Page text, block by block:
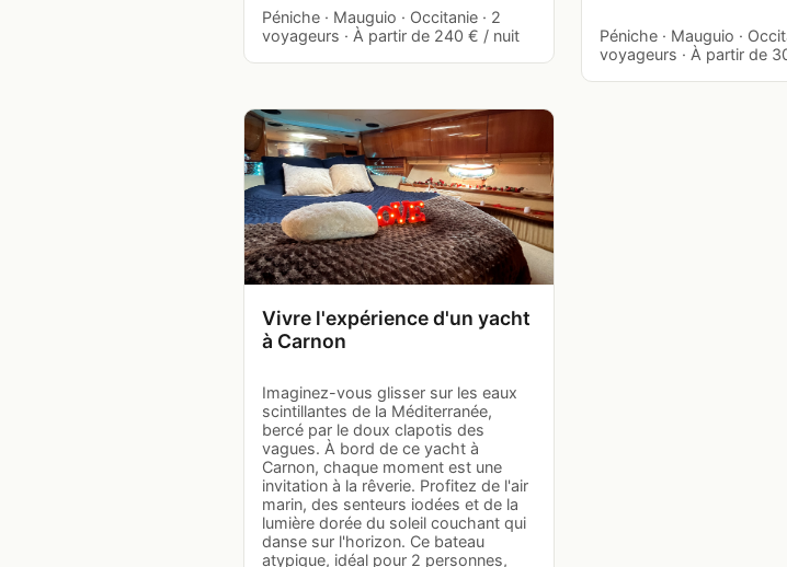
Péniche · Mauguio · Occitanie · 2
voyageurs · À partir de 240 € / nuit
Péniche · Mauguio ·
voyageurs · À partir de
Vivre l'expérience d'un yacht
à Carnon
Imaginez-vous glisser sur les eaux
scintillantes de la Méditerranée,
bercé par le doux clapotis des
vagues. À bord de ce yacht à
Carnon, chaque moment est une
invitation à la rêverie. Profitez de l'air
marin, des senteurs iodées et de la
lumière dorée du soleil couchant qui
danse sur l'horizon. Ce bateau
atypique, idéal pour 2 personnes,